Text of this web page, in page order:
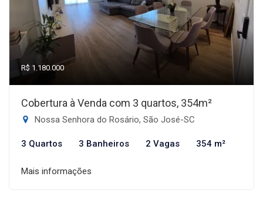
R$ 1.180.000
Cobertura à Venda com 3 quartos, 354m²
Nossa Senhora do Rosário, São José-SC
3 Quartos 3 Banheiros 2 Vagas 354 m²
Mais informações